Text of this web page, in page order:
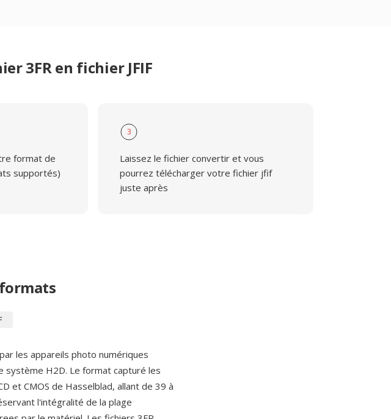
3FR en fichier JFIF
format de
supportés)
3
Laissez le fichier convertir et vous
pourrez télécharger votre fichier jfif
juste après
les appareils photo numériques
système H2D. Le format capturé les
et CMOS de Hasselblad, allant de 39 à
l'intégralité de la plage